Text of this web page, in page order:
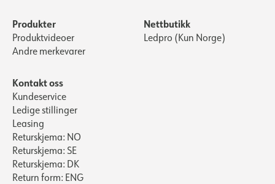
Produkter
Produktvideoer
Andre merkevarer
Nettbutikk
Ledpro (Kun Norge)
Kontakt oss
Kundeservice
Ledige stillinger
Leasing
Returskjema: NO
Returskjema: SE
Returskjema: DK
Return form: ENG